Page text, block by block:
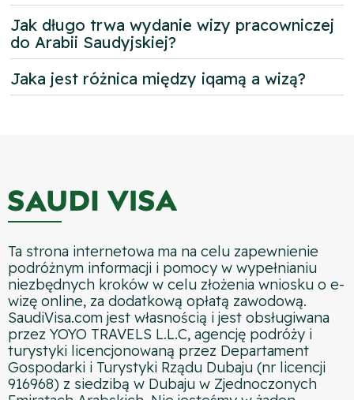
Jak długo trwa wydanie wizy pracowniczej
do Arabii Saudyjskiej?
Jaka jest różnica między iqamą a wizą?
Ta strona internetowa ma na celu zapewnienie
podróżnym informacji i pomocy w wypełnianiu
niezbędnych kroków w celu złożenia wniosku o e-
wizę online, za dodatkową opłatą zawodową.
SaudiVisa.com jest własnością i jest obsługiwana
przez YOYO TRAVELS L.L.C, agencję podróży i
turystyki licencjonowaną przez Departament
Gospodarki i Turystyki Rządu Dubaju (nr licencji
916968) z siedzibą w Dubaju w Zjednoczonych